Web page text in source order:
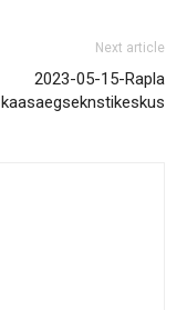
Next article
2023-05-15-Rapla
kaasaegseknstikeskus